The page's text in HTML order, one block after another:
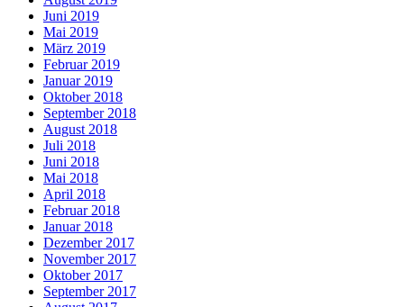
Juni 2019
Mai 2019
März 2019
Februar 2019
Januar 2019
Oktober 2018
September 2018
August 2018
Juli 2018
Juni 2018
Mai 2018
April 2018
Februar 2018
Januar 2018
Dezember 2017
November 2017
Oktober 2017
September 2017